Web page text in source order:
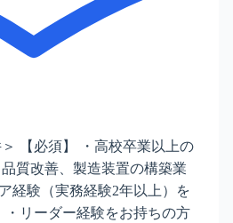
【必須】 ・高校卒業以上の
質改善、製造装置の構築業
経験（実務経験2年以上）を
・リーダー経験をお持ちの方